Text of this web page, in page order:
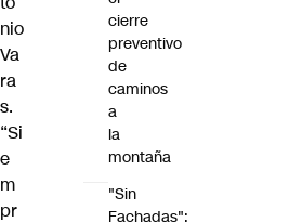
nio
Va
ra
s.
“Si
e
m
pr
cierre
preventivo
de
caminos
a
la
montaña
"Sin
Fachadas":